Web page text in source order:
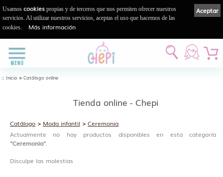
:: Inicio > Catálogo online
Tienda online - Chepi
Catálogo > Moda infantil > Ceremonia
Actualmente no hay productos disponibles en esta categoría
"Ceremonia".
Disculpe las molestias
Aceptar
Usamos cookies propias y de terceros que nos permiten ofrecer nuestros
servicios. Al utilizar nuestros servicios, aceptas el uso que hacemos de las
cookies.
Más información